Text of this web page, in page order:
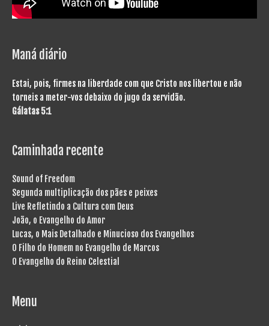
Maná diário
Estai, pois, firmes na liberdade com que Cristo nos libertou e não
torneis a meter-vos debaixo do jugo da servidão.
Gálatas 5:1
Caminhada recente
Sound of Freedom
Segunda multiplicação dos pães e peixes
Live Refletindo a Cultura com Deus
João, o Evangelho do Amor
Lucas, o Mais Detalhado e Minucioso dos Evangelhos
O Filho do Homem no Evangelho de Marcos
O Evangelho do Reino Celestial
Menu